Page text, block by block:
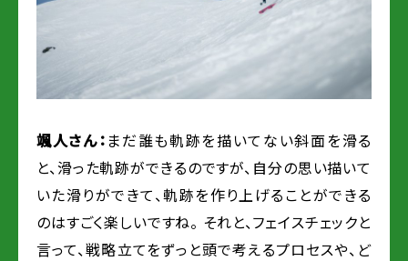
颯人さん： まだ誰も軌跡を描いてない斜面を滑る
と、滑った軌跡ができるのですが、自分の思い描いて
いた滑りができて、軌跡を作り上げることができる
のはすごく楽しいですね。 それと、フェイスチェックと
言って、戦略立てをずっと頭で考えるプロセスや、ど